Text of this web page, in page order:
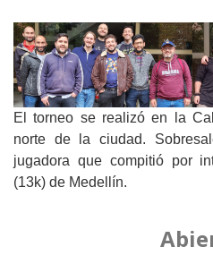
El torneo se realizó en la
norte de la ciudad.
jugadora que compitió por
(13k) de Medellín.